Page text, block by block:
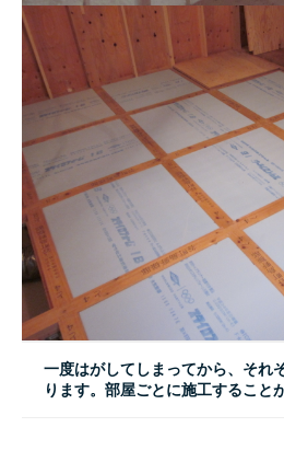
一度はがしてしまってから、それ
ります。部屋ごとに施工すること